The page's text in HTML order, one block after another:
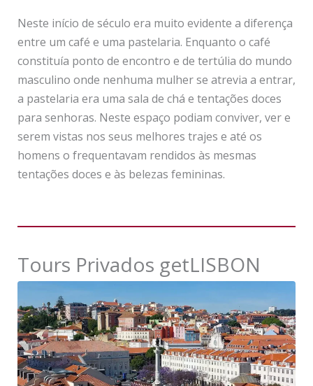
Neste início de século era muito evidente a diferença
entre um café e uma pastelaria. Enquanto o café
constituía ponto de encontro e de tertúlia do mundo
masculino onde nenhuma mulher se atrevia a entrar,
a pastelaria era uma sala de chá e tentações doces
para senhoras. Neste espaço podiam conviver, ver e
serem vistas nos seus melhores trajes e até os
homens o frequentavam rendidos às mesmas
tentações doces e às belezas femininas.
Tours Privados getLISBON